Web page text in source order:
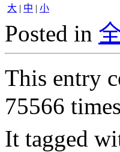
大 | 中 | 小
Posted in
This entry
75566
It tagged